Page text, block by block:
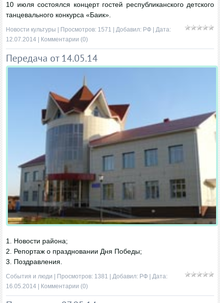
10 июля состоялся концерт гостей республиканского детского
танцевального конкурса «Баик».
Новости культуры | Просмотров: 1571 | Добавил: РФ | Дата:
12.07.2014
Комментарии (0)
Передача от 14.05.14
1. Новости района;
2. Репортаж о праздновании Дня Победы;
3. Поздравления.
События и люди | Просмотров: 1381 | Добавил: РФ | Дата:
16.05.2014
Комментарии (0)